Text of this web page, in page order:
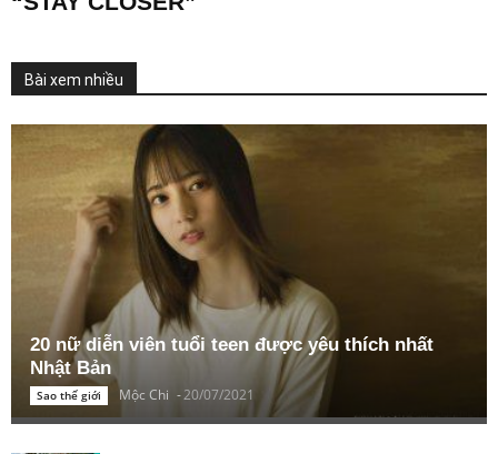
STAYC công bố tour fan concert tour
“STAY CLOSER”
Bài xem nhiều